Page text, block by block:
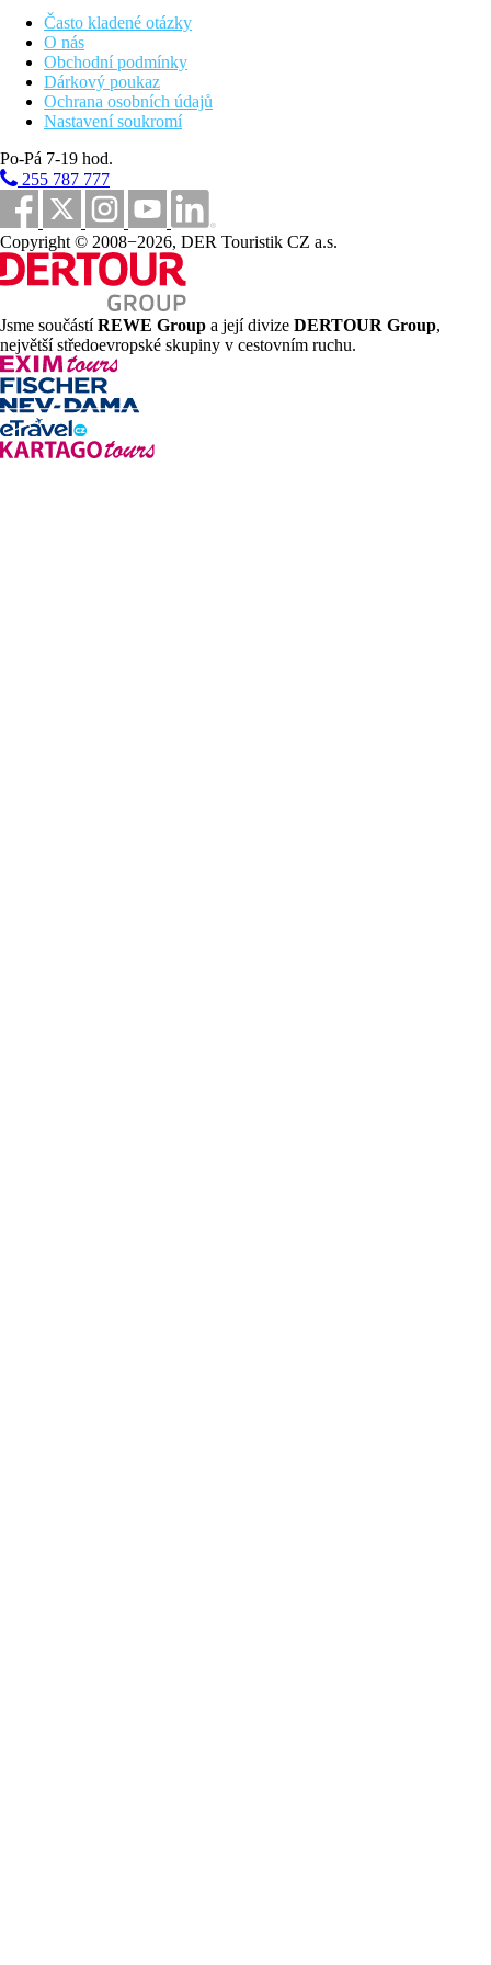
Vzdálenosti
55 km
Vzdálenost od nejbližšího letiště
Vzdálenost k pláži
Pláž
Hotel přímo u pláže
Plážová dovolená
Bazény
Lehátka u bazénu
Slunečníky u bazénu
Fotogalerie
Často kladené otázky
O nás
Obchodní podmínky
Dárkový poukaz
Ochrana osobních údajů
Nastavení soukromí
Po-Pá 7-19 hod.
255 787 777
Copyright © 2008−2026, DER Touristik CZ a.s.
Jsme součástíREWE Group a její divize DERTOUR Group,
největší středoevropské skupiny v cestovním ruchu.